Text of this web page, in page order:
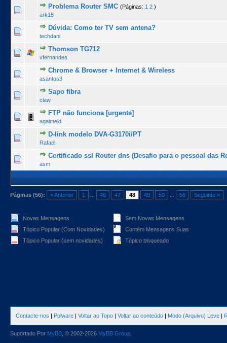
Problema Router SMC (Páginas: 1 2 )
ark15
0 Voto(s) - 0 de 5 na totalidade
12345
Dúvida: Como ter TV sem antena?
techdani
0 Voto(s) - 0 de 5 na totalidade
1 2 3 45
Thomson TG712
vfernandes
1 Voto(s) - 2 de 5 na totalidade
Chrome & Browser + Internet & Wireless
asantos3
0 Voto(s) - 0 de 5 na totalidade
12 3 45
Sapo fibra
claw
0 Voto(s) - 0 de 5 na totalidade
FTP não funciona [urgente]
agalmeid
0 Voto(s) - 0 de 5 na totalidade
1 2345
D-link modelo DVA-G3170i/PT
Rafael
0 Voto(s) - 0 de 5 na totalidade
12345
Certificado ssl Router dns (Desafio para o pessoal das
asm
2 Voto(s) - 4 de 5 na totalidade
1234 5
Páginas (56): « Anterior 1 46 47 48 49 50 56 Seguinte »
Novas Mensagens
Tópico Popular (Com Novidades)
Tópico Popular (sem novidades)
Sem Novas Mensagens
Contém Mensagens Suas
Tópico bloqueado
Contacte-nos | Pplware | Voltar ao Topo | Voltar ao conteúdo | Modo (Arquivo) Leve |
Suportado Por MyBB , © 2002-2026 MyBB Group